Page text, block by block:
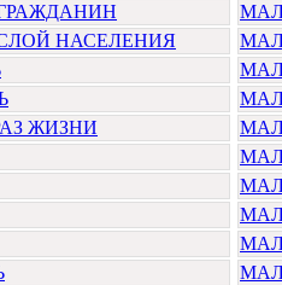
НАСЕЛЕНИЯ
ЖИЗНИ